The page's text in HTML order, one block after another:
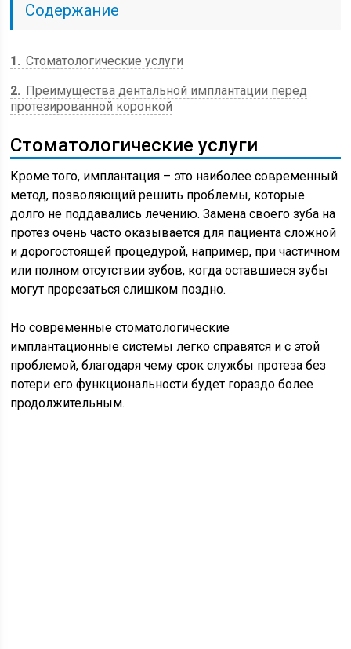
Содержание
1
Стоматологические услуги
2
Преимущества дентальной имплантации перед
протезированной коронкой
Стоматологические услуги
Кроме того, имплантация – это наиболее современный
метод, позволяющий решить проблемы, которые
долго не поддавались лечению. Замена своего зуба на
протез очень часто оказывается для пациента сложной
и дорогостоящей процедурой, например, при частичном
или полном отсутствии зубов, когда оставшиеся зубы
могут прорезаться слишком поздно.
Но современные стоматологические
имплантационные системы легко справятся и с этой
проблемой, благодаря чему срок службы протеза без
потери его функциональности будет гораздо более
продолжительным.